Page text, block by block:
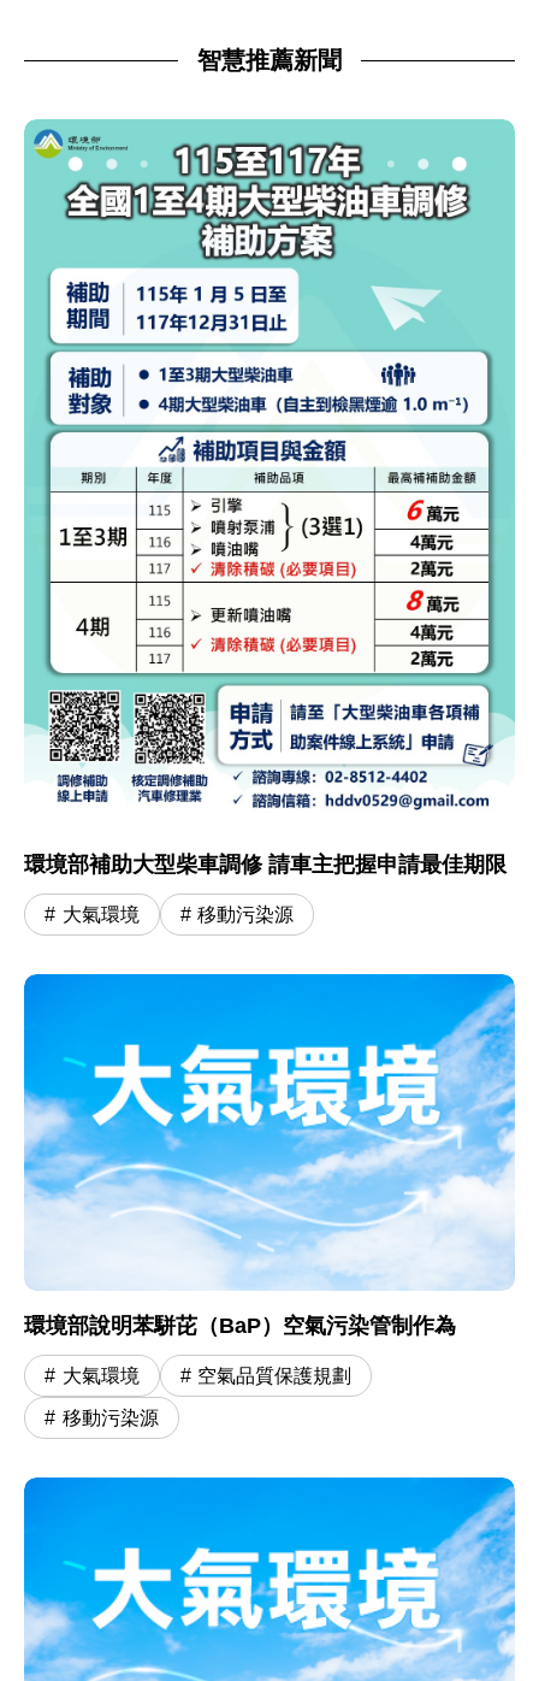
智慧推薦新聞
環境部補助大型柴車調修 請車主把握申請最佳期限
大氣環境 移動污染源
環境部說明苯駢芘（BaP）空氣污染管制作為
大氣環境 空氣品質保護規劃
移動污染源